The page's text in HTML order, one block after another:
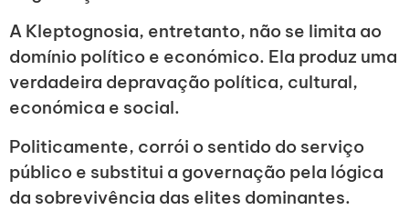
A Kleptognosia, entretanto, não se limita ao
domínio político e económico. Ela produz uma
verdadeira depravação política, cultural,
económica e social.
Politicamente, corrói o sentido do serviço
público e substitui a governação pela lógica
da sobrevivência das elites dominantes.